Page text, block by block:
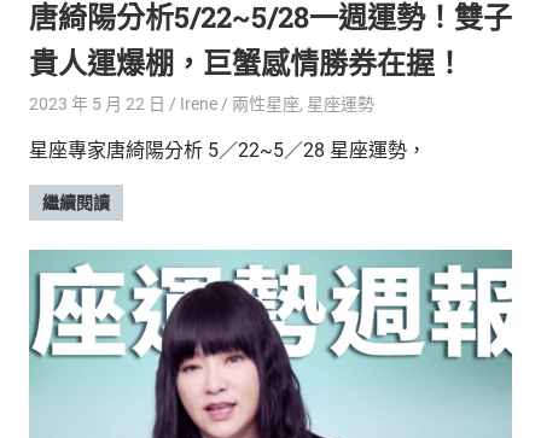
唐綺陽分析5/22~5/28一週運勢！雙子
貴人運爆棚，巨蟹感情勝券在握！
2023 年 5 月 22 日 Irene 兩性星座, 星座運勢
星座專家唐綺陽分析 5／22~5／28 星座運勢，
繼續閱讀